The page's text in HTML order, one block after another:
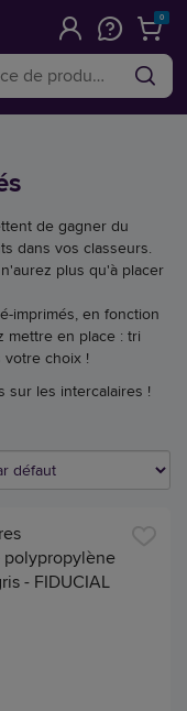
0
de gagner du
dans vos classeurs.
plus qu'à placer
imprimés, en fonction
mettre en place : tri
votre choix !
sur les intercalaires !
- FIDUCIAL